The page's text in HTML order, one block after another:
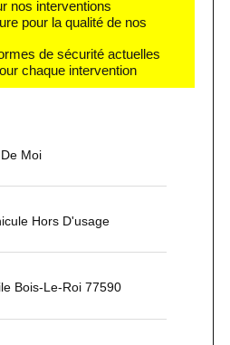
nos interventions
pour la qualité de nos
de sécurité actuelles
chaque intervention
Moi
Hors D'usage
Bois-Le-Roi 77590